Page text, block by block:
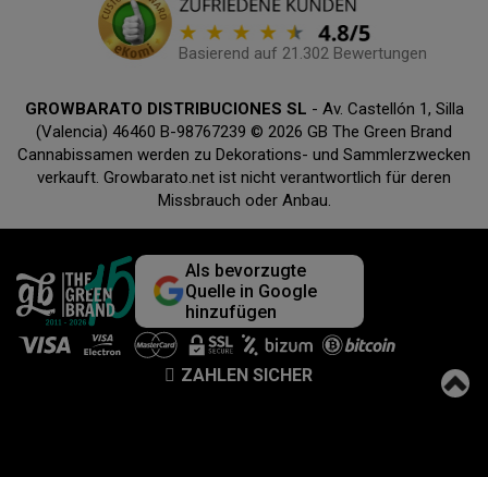
Basierend auf 21.302 Bewertungen
GROWBARATO DISTRIBUCIONES SL - Av. Castellón 1, Silla
(Valencia) 46460 B-98767239 © 2026 GB The Green Brand
Cannabissamen werden zu Dekorations- und Sammlerzwecken
verkauft. Growbarato.net ist nicht verantwortlich für deren
Missbrauch oder Anbau.
Als bevorzugte
Quelle in Google
hinzufügen
ZAHLEN SICHER